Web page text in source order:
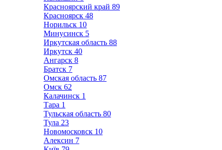
Красноярский край 89
Красноярск 48
Норильск 10
Минусинск 5
Иркутская область 88
Иркутск 40
Ангарск 8
Братск 7
Омская область 87
Омск 62
Калачинск 1
Тара 1
Тульская область 80
Тула 23
Новомосковск 10
Алексин 7